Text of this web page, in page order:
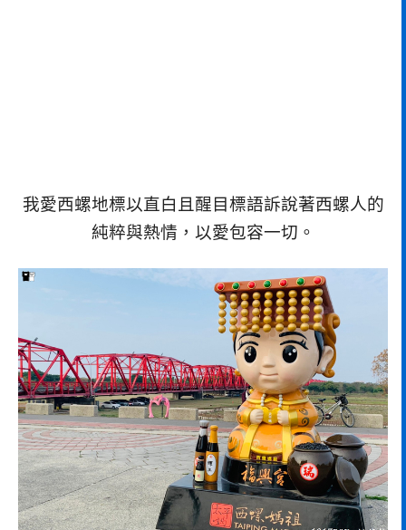
我愛西螺地標以直白且醒目標語訴說著西螺人的
純粹與熱情，以愛包容一切。